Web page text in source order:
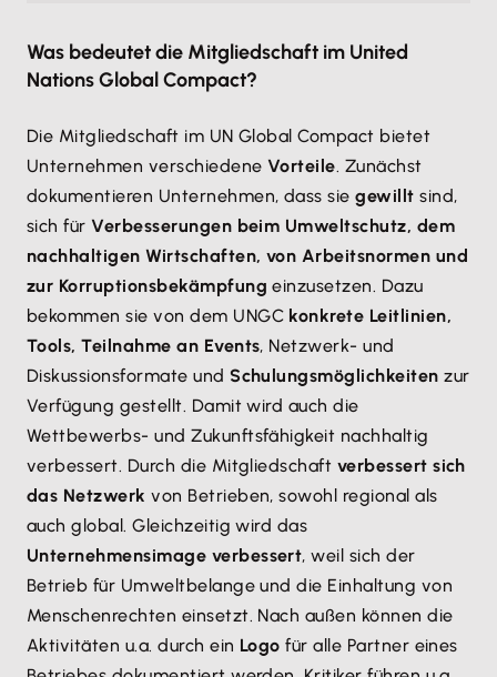
Was bedeutet die Mitgliedschaft im United
Nations Global Compact?
Die Mitgliedschaft im UN Global Compact bietet
Unternehmen verschiedene Vorteile. Zunächst
dokumentieren Unternehmen, dass siegewillt sind,
sich für Verbesserungen beim Umweltschutz, dem
nachhaltigen Wirtschaften, von Arbeitsnormen und
zur Korruptionsbekämpfung einzusetzen. Dazu
bekommen sie von dem UNGC konkrete Leitlinien,
Tools, Teilnahme an Events, Netzwerk- und
Diskussionsformate undSchulungsmöglichkeiten zur
Verfügung gestellt. Damit wird auch die
Wettbewerbs- und Zukunftsfähigkeit nachhaltig
verbessert. Durch die Mitgliedschaft verbessert sich
das Netzwerk von Betrieben, sowohl regional als
auch global. Gleichzeitig wird das
Unternehmensimage verbessert, weil sich der
Betrieb für Umweltbelange und die Einhaltung von
Menschenrechten einsetzt. Nach außen können die
Aktivitäten u.a. durch ein Logo für alle Partner eines